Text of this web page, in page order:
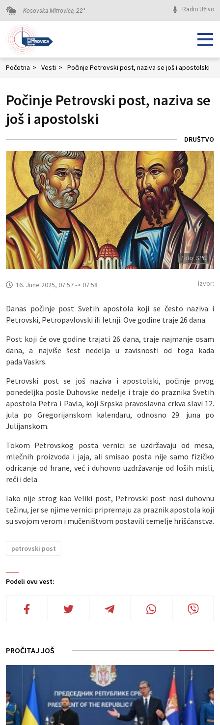
Kosovska Mitrovica, 22° Radio Uživo
Početna > Vesti > Počinje Petrovski post, naziva se još i apostolski
Počinje Petrovski post, naziva se
još i apostolski
DRUŠTVO
Foto: SPC
Podeli ovu vest:
16. June 2025, 07:57 -> 07:58 Izvor:
Danas počinje post Svetih apostola koji se često naziva i
Petrovski, Petropavlovski ili letnji. Ove godine traje 26 dana.
Post koji će ove godine trajati 26 dana, traje najmanje osam
dana, a najviše šest nedelja u zavisnosti od toga kada
pada Vaskrs.
Petrovski post se još naziva i apostolski, počinje prvog
ponedeljka posle Duhovske nedelje i traje do praznika Svetih
apostola Petra i Pavla, koji Srpska pravoslavna crkva slavi 12.
jula po Gregorijanskom kalendaru, odnosno 29. juna po
Julijanskom.
Tokom Petrovskog posta vernici se uzdržavaju od mesa,
mlečnih proizvoda i jaja, ali smisao posta nije samo fizičko
odricanje od hrane, već i duhovno uzdržavanje od loših misli,
reči i dela.
Iako nije strog kao Veliki post, Petrovski post nosi duhovnu
težinu, jer se njime vernici pripremaju za praznik apostola koji
su svojom verom i mučeništvom postavili temelje hrišćanstva.
petrovski post
PROČITAJ JOŠ